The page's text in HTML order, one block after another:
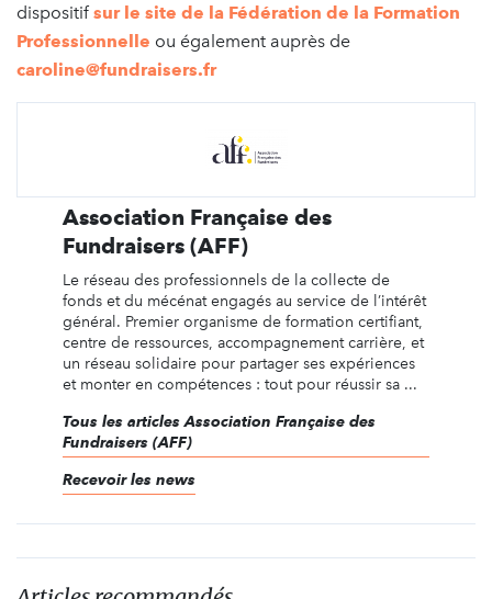
dispositifsur le site de la Fédération de la Formation
Professionnelle ou également auprès de
caroline@fundraisers.fr
Association Française des
Fundraisers (AFF)
Le réseau des professionnels de la collecte de
fonds et du mécénat engagés au service de l’intérêt
général. Premier organisme de formation certifiant,
centre de ressources, accompagnement carrière, et
un réseau solidaire pour partager ses expériences
et monter en compétences : tout pour réussir sa ...
Tous les articles Association Française des
Fundraisers (AFF)
Recevoir les news